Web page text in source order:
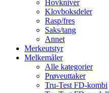
Hovkniver
Klovboksdeler
Rasp/fres
Saks/tang
Annet
Merkeutstyr
Melkemåler
Alle kategorier
Prøveuttaker
Tru-Test FD-kombi